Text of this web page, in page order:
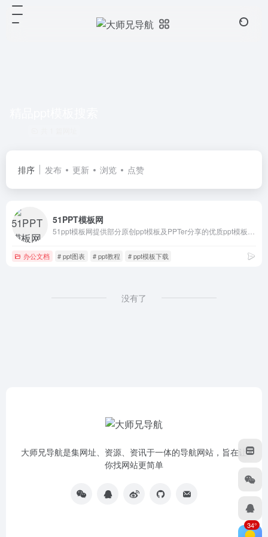
排序 发布 更新 浏览 点赞
51PPT模板网
办公文档 # ppt图表 # ppt教程 # ppt模板下载
没有了
大师兄导航是集网址、资源、资讯于一体的导航网站，旨在让
你找网站更简单
34°